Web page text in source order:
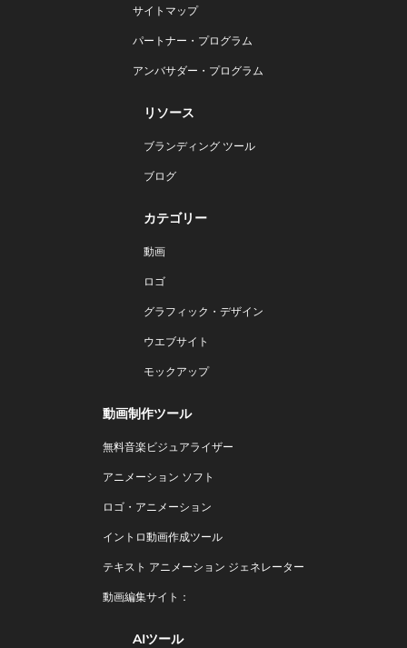
サイトマップ
パートナー・プログラム
アンバサダー・プログラム
リソース
ブランディング ツール
ブログ
カテゴリー
動画
ロゴ
グラフィック・デザイン
ウエブサイト
モックアップ
動画制作ツール
無料音楽ビジュアライザー
アニメーション ソフト
ロゴ・アニメーション
イントロ動画作成ツール
テキスト アニメーション ジェネレーター
動画編集サイト：
AIツール